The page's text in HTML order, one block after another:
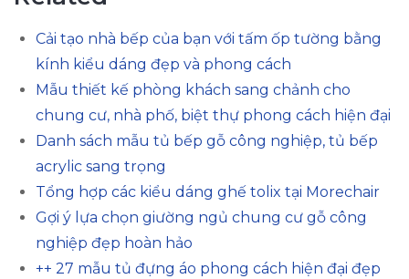
Cải tạo nhà bếp của bạn với tấm ốp tường bằng
kính kiểu dáng đẹp và phong cách
Mẫu thiết kế phòng khách sang chảnh cho
chung cư, nhà phố, biệt thự phong cách hiện đại
Danh sách mẫu tủ bếp gỗ công nghiệp, tủ bếp
acrylic sang trọng
Tổng hợp các kiểu dáng ghế tolix tại Morechair
Gợi ý lựa chọn giường ngủ chung cư gỗ công
nghiệp đẹp hoàn hảo
++ 27 mẫu tủ đựng áo phong cách hiện đại đẹp